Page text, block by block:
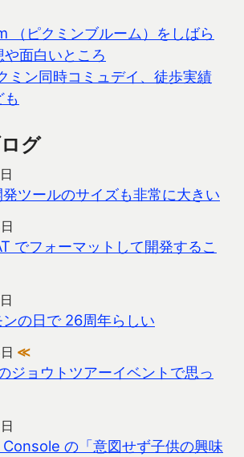
（ピクミンブルーム）をしばら
や面白いところ
ミン同時コミュデイ、徒歩実績
グ
ツールのサイズも非常に大きい
でフォーマットして開発するこ
の日で 26周年らしい
≪
ジョウトツアーイベントで思っ
の「意図せず子供の興味